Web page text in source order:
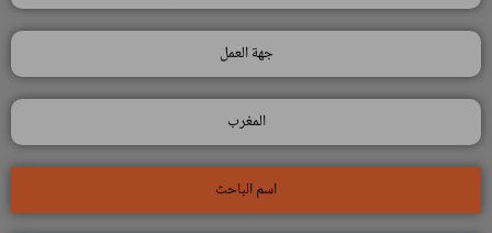
جهة العمل
المغرب
اسم الباحث